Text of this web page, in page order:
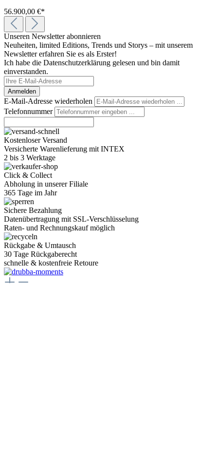
56.900,00 €*
Unseren Newsletter abonnieren
Neuheiten, limited Editions, Trends und Storys – mit unserem
Newsletter erfahren Sie es als Erster!
Ich habe die Datenschutzerklärung gelesen und bin damit
einverstanden.
Anmelden
E-Mail-Adresse wiederholen
Telefonnummer
Kostenloser Versand
Versicherte Warenlieferung mit INTEX
2 bis 3 Werktage
Click & Collect
Abholung in unserer Filiale
365 Tage im Jahr
Sichere Bezahlung
Datenübertragung mit SSL-Verschlüsselung
Raten- und Rechnungskauf möglich
Rückgabe & Umtausch
30 Tage Rückgaberecht
schnelle & kostenfreie Retoure